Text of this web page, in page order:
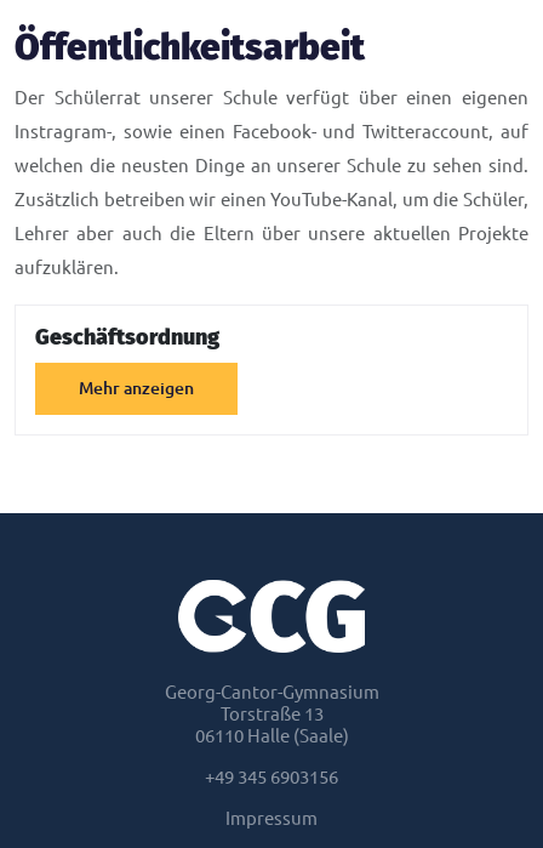
Öffentlichkeitsarbeit
Der Schülerrat unserer Schule verfügt über einen eigenen
Instragram-, sowie einen Facebook- und Twitteraccount, auf
welchen die neusten Dinge an unserer Schule zu sehen sind.
Zusätzlich betreiben wir einen YouTube-Kanal, um die Schüler,
Lehrer aber auch die Eltern über unsere aktuellen Projekte
aufzuklären.
Geschäftsordnung
Mehr anzeigen
Georg-Cantor-Gymnasium
Torstraße 13
06110 Halle (Saale)
+49 345 6903156
Impressum